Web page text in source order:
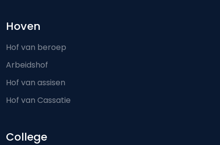
Hoven
Hof van beroep
Arbeidshof
Hof van assisen
Hof van Cassatie
College